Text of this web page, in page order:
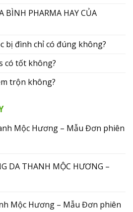
BÌNH PHARMA HAY CỦA
bị đình chỉ có đúng không?
có tốt không?
trộn không?
Mộc Hương – Mẫu Đơn phiên
DA THANH MỘC HƯƠNG –
Mộc Hương – Mẫu Đơn phiên